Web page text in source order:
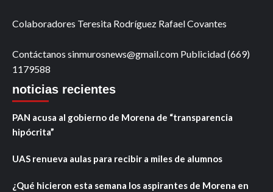
Colaboradores Teresita Rodríguez Rafael Covantes
Contáctanos sinmurosnews@gmail.com Publicidad (669)
1179588
noticias recientes
PAN acusa al gobierno de Morena de “transparencia
hipócrita”
UAS renueva aulas para recibir a miles de alumnos
¿Qué hicieron esta semana los aspirantes de Morena en